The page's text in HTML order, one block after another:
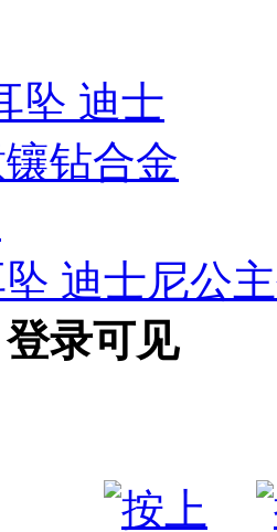
迪士尼公
登录可见